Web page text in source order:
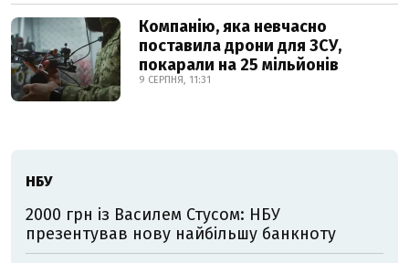
Компанію, яка невчасно
поставила дрони для ЗСУ,
покарали на 25 мільйонів
9 СЕРПНЯ, 11:31
НБУ
2000 грн із Василем Стусом: НБУ
презентував нову найбільшу банкноту